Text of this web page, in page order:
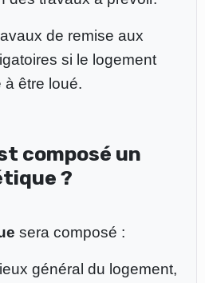
de remise aux
si le logement
à être loué.
composé un
?
sera composé :
général du logement,